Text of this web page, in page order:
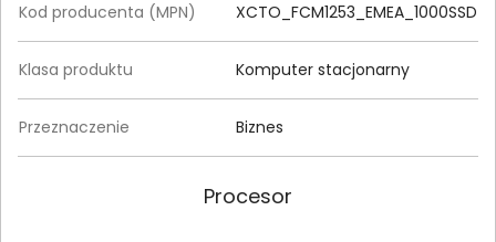
Kod producenta (MPN) XCTO_FCM1253_EMEA_1000SSD
Klasa produktu Komputer stacjonarny
Przeznaczenie Biznes
Procesor